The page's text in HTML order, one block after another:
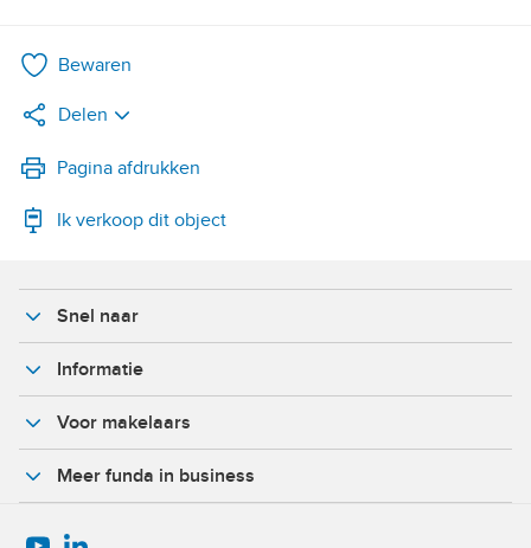
Bewaren
Delen
LinkedIn
WhatsApp
Facebook
Pagina afdrukken
Ik verkoop dit object
Snel naar
Informatie
Voor makelaars
Meer funda in business